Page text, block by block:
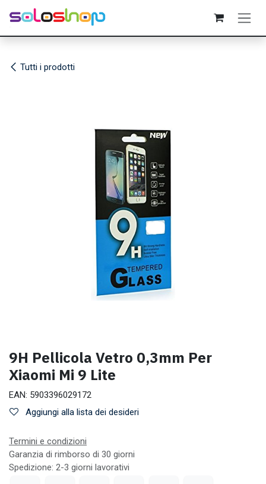
Passa al contenuto
Tutti i prodotti
9H Pellicola Vetro 0,3mm Per
Xiaomi Mi 9 Lite
EAN: 5903396029172
Aggiungi alla lista dei desideri
Termini e condizioni
Garanzia di rimborso di 30 giorni
Spedizione: 2-3 giorni lavorativi